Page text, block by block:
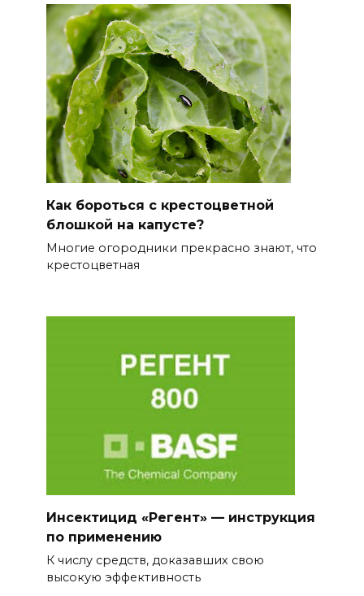
Как бороться с крестоцветной
блошкой на капусте?
Многие огородники прекрасно знают, что
крестоцветная
Инсектицид «Регент» — инструкция
по применению
К числу средств, доказавших свою
высокую эффективность